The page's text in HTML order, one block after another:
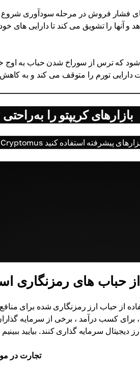
فشار فروش در مرحله سودآوری شروع
و آنها را تشویق می کند تا دارایی های
که ترس از سوراخ شدن حباب به اوج
بازارهای کریپتو را
حباب های رمزنگاری
از حباب ارز رمزنگاری شده برای
کسب درآمد ، برخی از سرمایه
تجارت در